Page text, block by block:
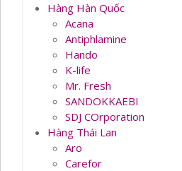
Hàng Hàn Quốc
Acana
Antiphlamine
Hando
K-life
Mr. Fresh
SANDOKKAEBI
SDJ COrporation
Hàng Thái Lan
Aro
Carefor